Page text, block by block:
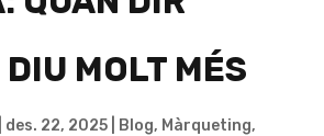
MOLT MÉS
des. 22, 2025| Blog, Màrqueting,